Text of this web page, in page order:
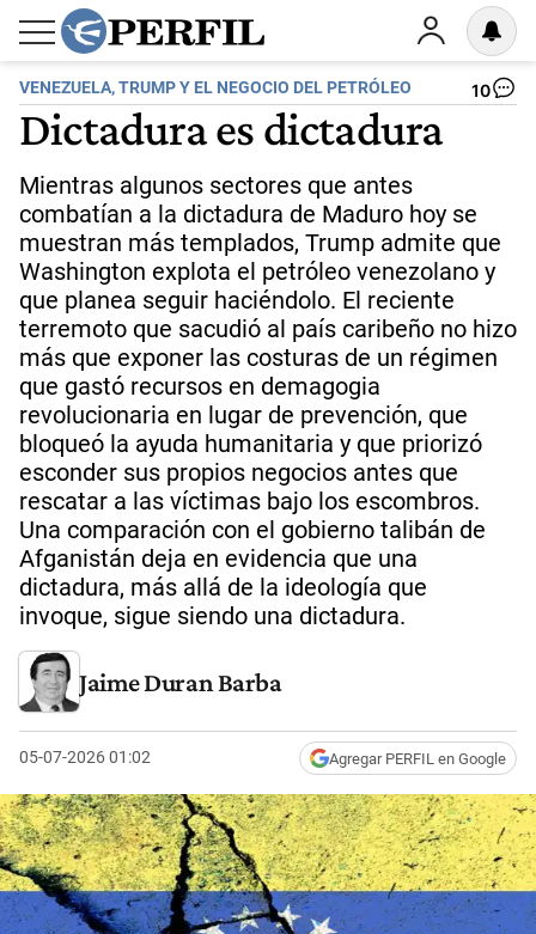
VENEZUELA, TRUMP Y EL NEGOCIO DEL PETRÓLEO 10
Dictadura es dictadura
Mientras algunos sectores que antes
combatían a la dictadura de Maduro hoy se
muestran más templados, Trump admite que
Washington explota el petróleo venezolano y
que planea seguir haciéndolo. El reciente
terremoto que sacudió al país caribeño no hizo
más que exponer las costuras de un régimen
que gastó recursos en demagogia
revolucionaria en lugar de prevención, que
bloqueó la ayuda humanitaria y que priorizó
esconder sus propios negocios antes que
rescatar a las víctimas bajo los escombros.
Una comparación con el gobierno talibán de
Afganistán deja en evidencia que una
dictadura, más allá de la ideología que
invoque, sigue siendo una dictadura.
Jaime Duran Barba
05-07-2026 01:02 Agregar PERFIL en Google